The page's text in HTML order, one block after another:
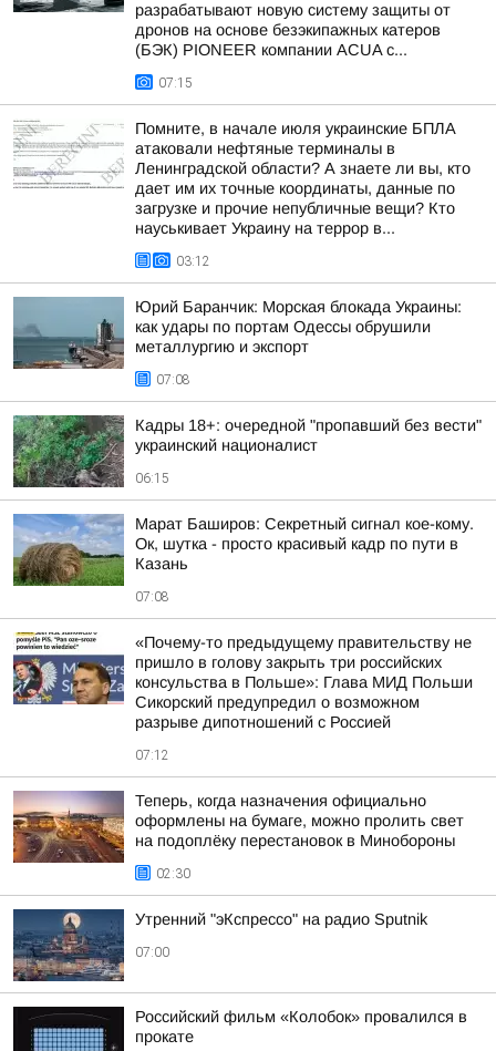
разрабатывают новую систему защиты от
дронов на основе безэкипажных катеров
(БЭК) PIONEER компании ACUA с...
07:15
Помните, в начале июля украинские БПЛА
атаковали нефтяные терминалы в
Ленинградской области? А знаете ли вы, кто
дает им их точные координаты, данные по
загрузке и прочие непубличные вещи? Кто
науськивает Украину на террор в...
03:12
Юрий Баранчик: Морская блокада Украины:
как удары по портам Одессы обрушили
металлургию и экспорт
07:08
Кадры 18+: очередной "пропавший без вести"
украинский националист
06:15
Марат Баширов: Секретный сигнал кое-кому.
Ок, шутка - просто красивый кадр по пути в
Казань
07:08
«Почему-то предыдущему правительству не
пришло в голову закрыть три российских
консульства в Польше»: Глава МИД Польши
Сикорский предупредил о возможном
разрыве дипотношений с Россией
07:12
Теперь, когда назначения официально
оформлены на бумаге, можно пролить свет
на подоплёку перестановок в Минобороны
02:30
Утренний "эКспрессо" на радио Sputnik
07:00
Российский фильм «Колобок» провалился в
прокате